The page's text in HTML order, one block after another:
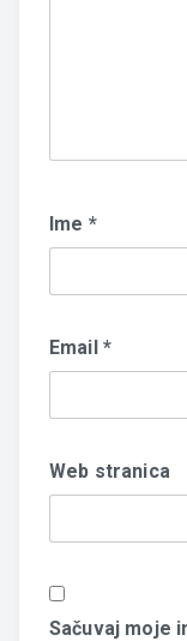
Ime *
Email *
Web stranica
Sačuvaj moje